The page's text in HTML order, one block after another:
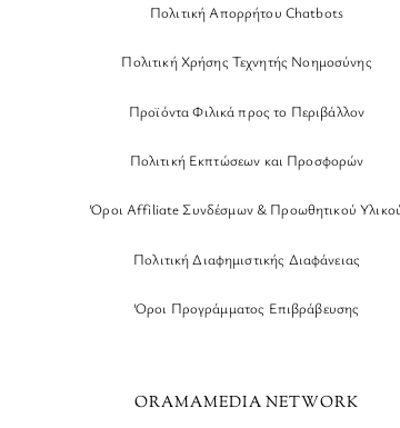
Πολιτική Απορρήτου Chatbots
Πολιτική Χρήσης Τεχνητής Νοημοσύνης
Προϊόντα Φιλικά προς το Περιβάλλον
Πολιτική Εκπτώσεων και Προσφορών
Όροι Affiliate Συνδέσμων & Προωθητικού
Πολιτική Διαφημιστικής Διαφάνειας
Όροι Προγράμματος Επιβράβευσης
ORAMAMEDIA NETWORK